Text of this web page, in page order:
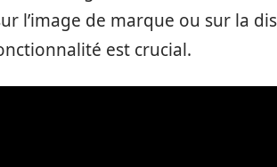
l’image de marque ou sur la
est crucial.